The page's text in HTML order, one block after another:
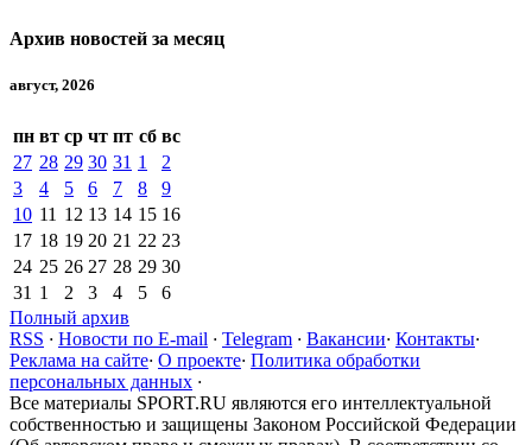
Архив новостей за месяц
август, 2026
пн вт ср чт пт сб вс
27 28 29 30 31 1
2
3
4 5 6 7 8
9
10 11 12 13 14 15 16
17 18 19 20 21 22 23
24 25 26 27 28 29 30
31 1 2 3 4 5
6
Полный архив
RSS · Новости по E-mail · Telegram · Вакансии· Контакты·
Реклама на сайте· О проекте· Политика обработки
персональных данных ·
Все материалы SPORT.RU являются его интеллектуальной
собственностью и защищены Законом Российской Федерации